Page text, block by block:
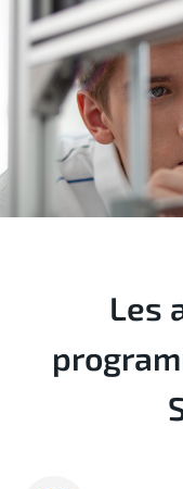
Les